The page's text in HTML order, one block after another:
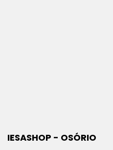
IESASHOP - OSÓRIO